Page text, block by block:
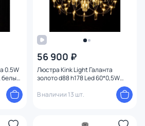
0.5W
56 900 ₽
Люстра Kink Light Галанта
золото d88 h178 Led 60*0,5W
(3000-6000K) 07889-80,33(21)
В наличии 13 шт.